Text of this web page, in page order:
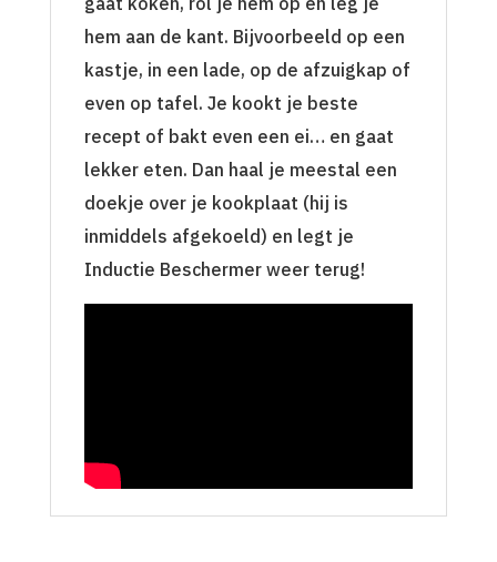
hem aan de kant. Bijvoorbeeld op een
kastje, in een lade, op de afzuigkap of
even op tafel. Je kookt je beste
recept of bakt even een ei… en gaat
lekker eten. Dan haal je meestal een
doekje over je kookplaat (hij is
inmiddels afgekoeld) en legt je
Inductie Beschermer weer terug!